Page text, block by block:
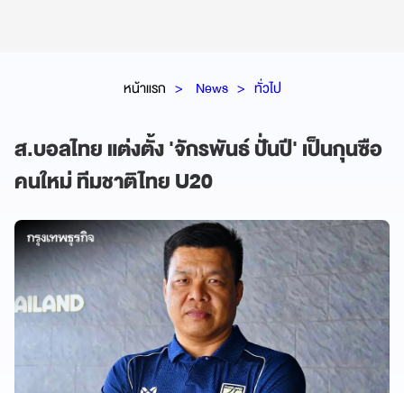
หน้าแรก News ทั่วไป
ส.บอลไทย แต่งตั้ง 'จักรพันธ์ ปั่นปี' เป็นกุนซือ
คนใหม่ ทีมชาติไทย U20